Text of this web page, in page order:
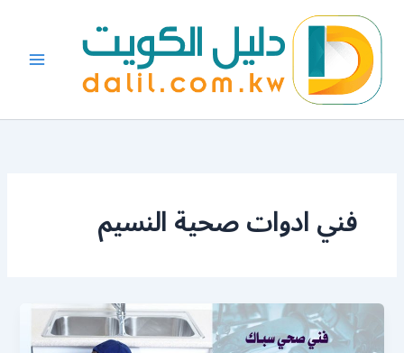
المحتوى
فني ادوات صحية النسيم